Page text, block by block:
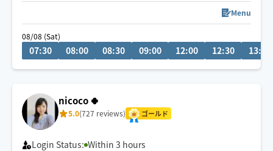
お一人おひとりに合わせて丁寧に施術いたします🌸
お知らせ発信してます 🗣️
𝕏 アカウント： @miya_hogugu
Menu
08/08 (Sat)
07:30 08:00 08:30 09:00 12:00 12:30 13:00
nicoco 🍀
5.0(727 reviews) ゴールド
Login Status: Within 3 hours